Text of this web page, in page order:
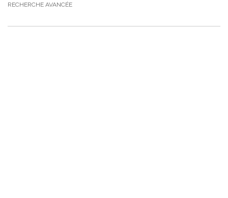
RECHERCHE AVANCÉE